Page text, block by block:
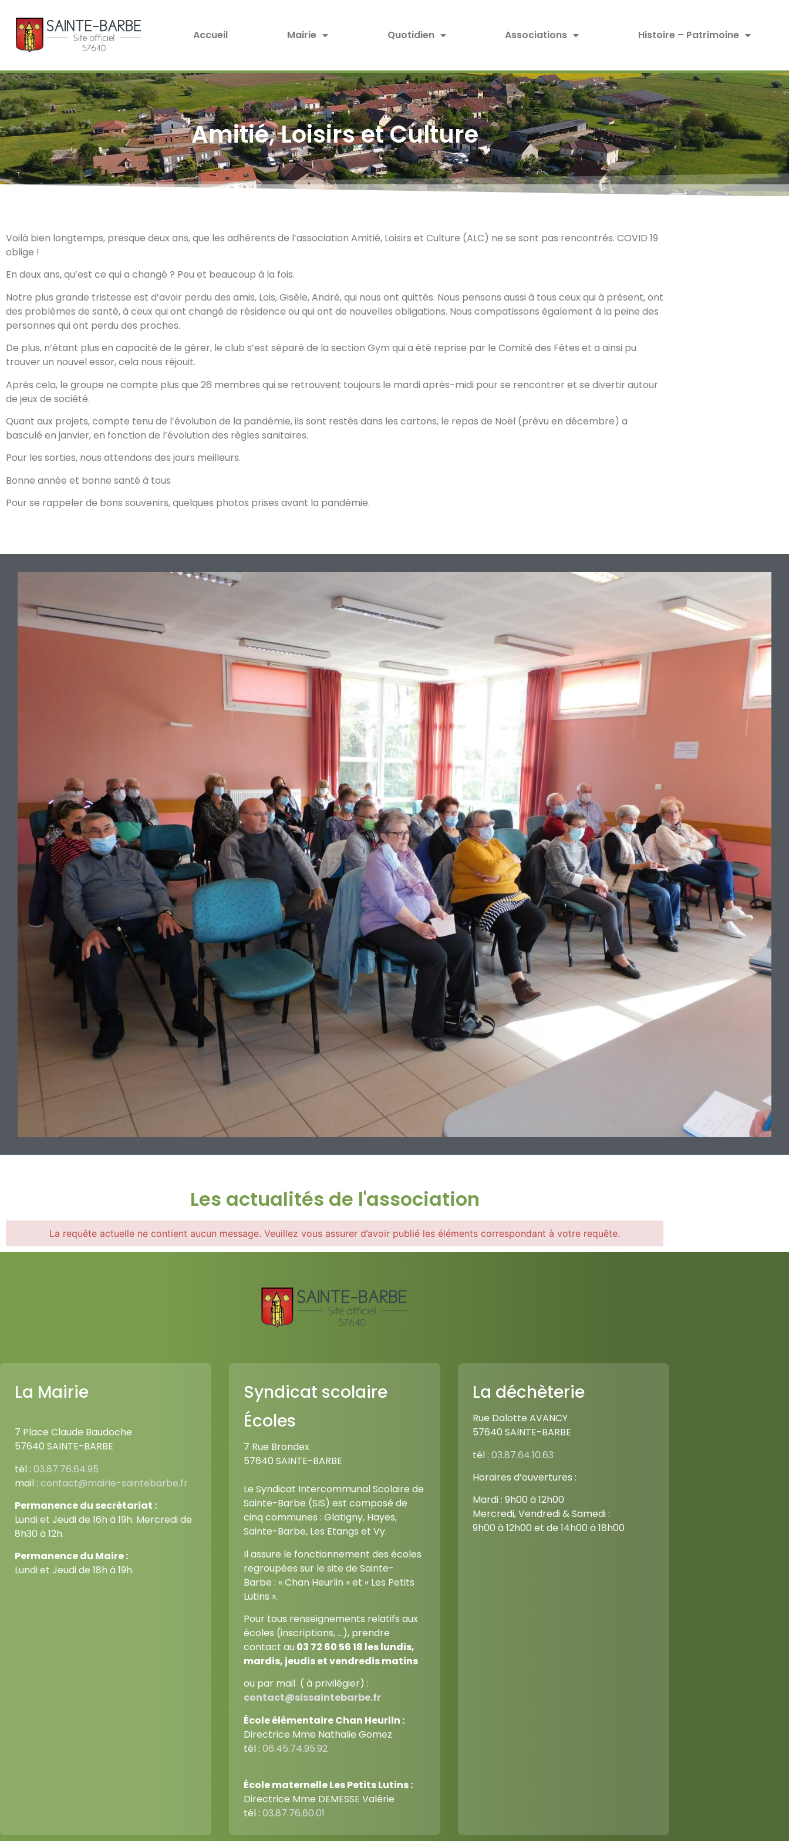
Accueil Mairie Quotidien Associations Histoire – Patrimoine
Amitié, Loisirs et Culture
Voilà bien longtemps, presque deux ans, que les adhérents de l’association Amitié, Loisirs et Culture (ALC) ne se sont pas rencontrés. COVID 19
oblige !
En deux ans, qu’est ce qui a changé ? Peu et beaucoup à la fois.
Notre plus grande tristesse est d’avoir perdu des amis, Lois, Gisèle, André, qui nous ont quittés. Nous pensons aussi à tous ceux qui à présent, ont
des problèmes de santé, à ceux qui ont changé de résidence ou qui ont de nouvelles obligations. Nous compatissons également à la peine des
personnes qui ont perdu des proches.
De plus, n’étant plus en capacité de le gérer, le club s’est séparé de la section Gym qui a été reprise par le Comité des Fêtes et a ainsi pu
trouver un nouvel essor, cela nous réjouit.
Après cela, le groupe ne compte plus que 26 membres qui se retrouvent toujours le mardi après-midi pour se rencontrer et se divertir autour
de jeux de société.
Quant aux projets, compte tenu de l’évolution de la pandémie, ils sont restés dans les cartons, le repas de Noël (prévu en décembre) a
basculé en janvier, en fonction de l’évolution des règles sanitaires.
Pour les sorties, nous attendons des jours meilleurs.
Bonne année et bonne santé à tous
Pour se rappeler de bons souvenirs, quelques photos prises avant la pandémie.
Les actualités de l'association
La requête actuelle ne contient aucun message. Veuillez vous assurer d’avoir publié les éléments correspondant à votre requête.
La Mairie
7 Place Claude Baudoche
57640 SAINTE-BARBE
tél : 03.87.76.64.95
mail : contact@mairie-saintebarbe.fr
Permanence du secrétariat :
Lundi et Jeudi de 16h à 19h. Mercredi de
8h30 à 12h.
Permanence du Maire :
Lundi et Jeudi de 18h à 19h.
Syndicat scolaire
Écoles
7 Rue Brondex
57640 SAINTE-BARBE
Le Syndicat Intercommunal Scolaire de
Sainte-Barbe (SIS) est composé de
cinq communes : Glatigny, Hayes,
Sainte-Barbe, Les Etangs et Vy.
Il assure le fonctionnement des écoles
regroupées sur le site de Sainte-
Barbe : « Chan Heurlin » et « Les Petits
Lutins ».
Pour tous renseignements relatifs aux
écoles (inscriptions, …), prendre
contact au 03 72 60 56 18 les lundis,
mardis, jeudis et vendredis matins
ou par mail ( à privilégier) :
contact@sissaintebarbe.fr
École élémentaire Chan Heurlin :
Directrice Mme Nathalie Gomez
tél : 06.45.74.95.92
École maternelle Les Petits Lutins :
Directrice Mme DEMESSE Valérie
tél : 03.87.76.60.01
La déchèterie
Rue Dalotte AVANCY
57640 SAINTE-BARBE
tél : 03.87.64.10.63
Horaires d’ouvertures :
Mardi : 9h00 à 12h00
Mercredi, Vendredi & Samedi :
9h00 à 12h00 et de 14h00 à 18h00